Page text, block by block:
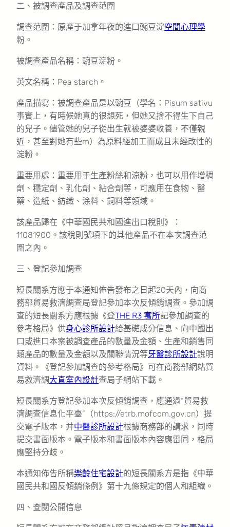
二、被調查產品及調查范圍
調查范圍：原產于加拿年夜的進口豌豆淀空間心理學
粉。
被調查產品名稱：豌豆淀粉。
英文名稱：Pea starch。
產品描寫：被調查產品是以豌豆（學名：Pisum sativu
事實上，有時候她真的很想死，但她又捨不得生下自己
的兒子。儘管她的兒子從出生就被婆婆收養，不僅親
近，甚至對她有些m）為原料經加工而成且未經改性的
淀粉。
重要用處：重要用于生產粉絲和涼粉，也可以用作增稠
劑、穩定劑、乳化劑、粘合劑等，可應用在食物、醫
藥、造紙、紡織、涂料、飼料等領域。
該產品歸在《中華國民共和國進出口稅則》：
11081900。該稅則號項下的其他產品不在本次調查范
圍之內。
三、登記參加調查
短長關系方應于本通知佈告發布之日起20天內，向商
務部貿易救濟調查局登記參加本次反傾銷調查。參加調
查的短長關系方應根據《登THE R3 寓所記參加調查的
參考格局》供身心診所設計給基礎成分信息、向中國出
口或進口本案被調查產品的數量及金額、生產和銷售同
類產品的數量及金額以及關聯情況等牙醫診所設計說明
資料。《登記參加調查的參考格局》可在商務部網站貿
易救濟調大直室內設計查局子網站下載。
短長關系方登記參加本次反傾銷調查，應通過“貿易救
濟調查信息化平臺”（https://etrb.mofcom.gov.cn）提
交電子版本，并中醫診所設計根據商務部的請求，同時
提交書面版本。電子版本和書面版本內容應雷同，格局
應堅持分歧。
本通知佈告所稱樂齡住宅設計的短長關系方是指《中華
國民共和國反傾銷條例》第十九條規定的個人和組織。
四、查閱公開信息